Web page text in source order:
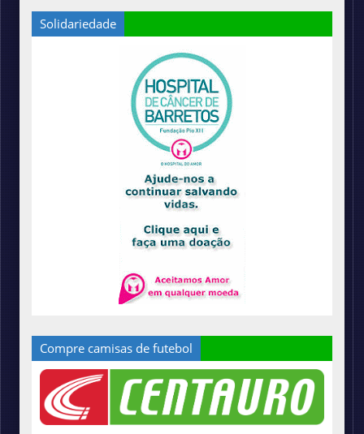
Solidariedade
Compre camisas de futebol